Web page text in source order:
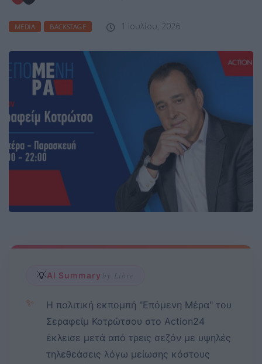
MEDIA BACKSTAGE 1 Ιουλίου, 2026
💡AI Summary by Libre
✨
Η πολιτική εκπομπή "Επόμενη Μέρα" του
Σεραφείμ Κοτρώτσου στο Action24
έκλεισε μετά από τρεις σεζόν με υψηλές
τηλεθεάσεις λόγω μείωσης κόστους